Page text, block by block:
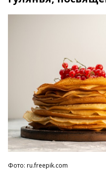
Фото: ru.freepik.com